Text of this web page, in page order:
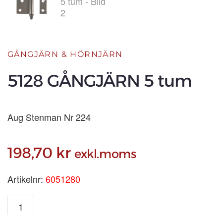
GÅNGJÄRN & HÖRNJÄRN
5128 GÅNGJÄRN 5 tum
Aug Stenman Nr 224
198,70 kr exkl.moms
Artikelnr: 6051280
5128
GÅNGJÄRN